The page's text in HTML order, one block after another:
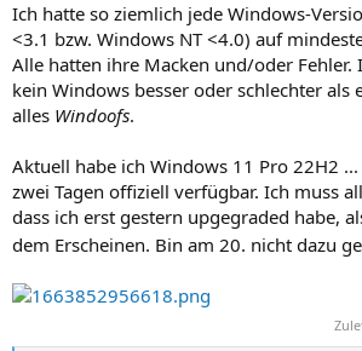
Ich hatte so ziemlich jede Windows-
<3.1 bzw. Windows NT <4.0) auf
Alle hatten ihre Macken und/oder Fehler.
kein Windows besser oder schlechter als
alles Windoofs.
Aktuell habe ich Windows 11 Pro 22H2
zwei Tagen offiziell verfügbar. Ich muss
dass ich erst gestern upgegraded habe,
dem Erscheinen. Bin am 20. nicht dazu